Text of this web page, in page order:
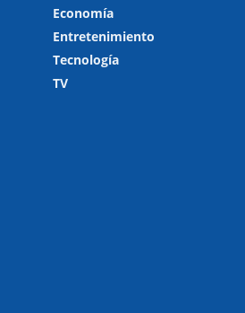
Economía
Entretenimiento
Tecnología
TV